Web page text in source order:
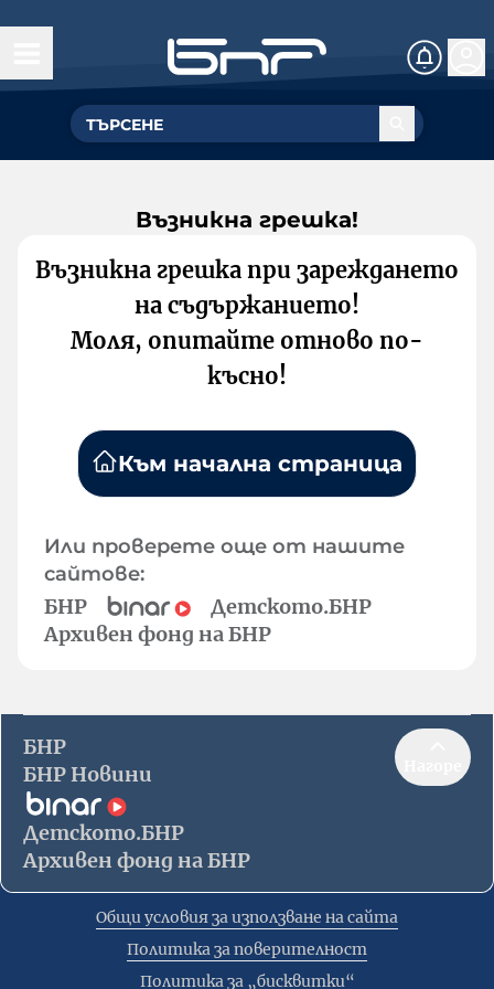
Възникна грешка!
Възникна грешка при зареждането
на съдържанието!
Моля, опитайте отново по-
късно!
Към начална страница
Или проверете още от нашите
сайтове:
БНР
Детското.БНР
Архивен фонд на БНР
БНР
БНР Новини
Детското.БНР
Архивен фонд на БНР
Общи условия за използване на сайта
Политика за поверителност
Политика за „бисквитки“